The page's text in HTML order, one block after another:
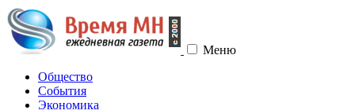
Меню
Общество
События
Экономика